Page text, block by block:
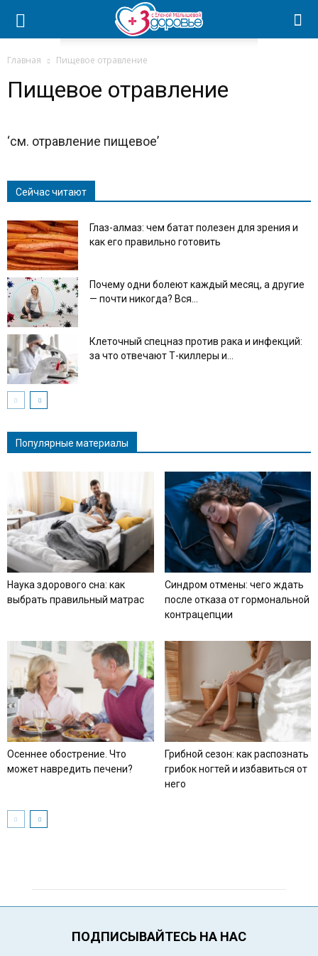
Главная Пищевое отравление
Пищевое отравление
‘см. отравление пищевое’
Сейчас читают
Глаз-алмаз: чем батат полезен для зрения и
как его правильно готовить
Почему одни болеют каждый месяц, а другие
— почти никогда? Вся...
Клеточный спецназ против рака и инфекций:
за что отвечают Т-киллеры и...
Популярные материалы
Наука здорового сна: как
выбрать правильный матрас
Синдром отмены: чего ждать
после отказа от гормональной
контрацепции
Осеннее обострение. Что
может навредить печени?
Грибной сезон: как распознать
грибок ногтей и избавиться от
него
ПОДПИСЫВАЙТЕСЬ НА НАС